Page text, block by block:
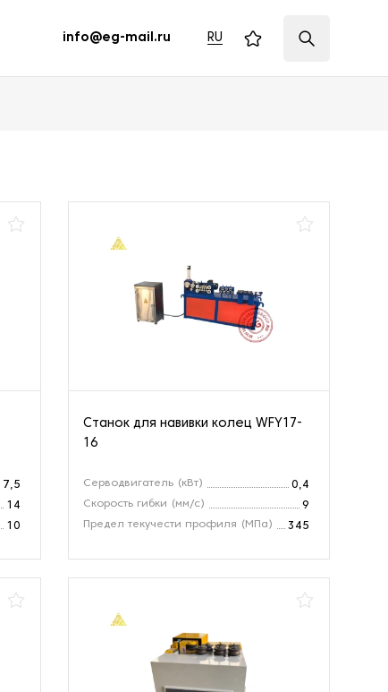
info@eg-mail.ru RU
7,5
14
10
Станок для навивки колец WFY17-
16
Серводвигатель (кВт)
0,4
Скорость гибки (мм/с)
9
Предел текучести профиля (МПа)
345